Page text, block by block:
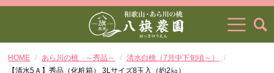
HOME あら川の桃 ～秀品～
清水白桃（7月中下旬頃～）
【清水5Ａ】秀品（化粧箱） 3Lサイズ8玉入（約2㎏）